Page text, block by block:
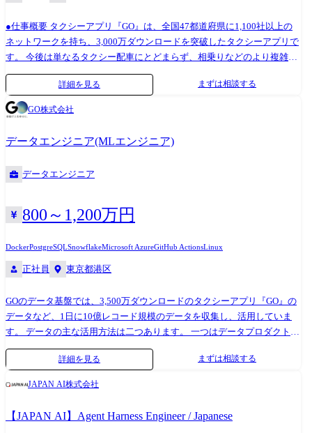
●仕事概要 タクシーアプリ『GO』は、全国47都道府県に1,100社以上の
ネットワークを持ち、3,000万ダウンロードを突破したタクシーアプリで
す。 今後は単なるタクシー配車にとどまらず、相乗りなどのより複雑な
システムを含めたモビリティプラットフォームを作り上げていきます。
GO Inc.は技術を強みとしていますが、技術そのものを目的とした会社で
はありません。 技術は課題解決の手段であるため、プロダクトに向き合
うことが重要です。 言われたものをそのまま作るのではなく、ユーザー
しながら開発を進めていただける方をお待ちしています。 ●仕事内容 タ
クシーアプリ『GO』を支える決済や支払請求・売上を管理する基盤開発
をお任せします。 基盤には決済トランザクション以外にも大規模な集計
レポーティングなどのサービスがあります。 日々成長するサービスを支
える新機能・新サービスの企画・設計・開発がメインの業務となりま
量のトランザクションデータの高速な集計処理 ・社内外ユーザーの業務
務全般 ●開発環境 バックエンド (マイクロサービス) 言語: Go サービス間
通信: gRPC, GraphQL データストア: PostgreSQL, MySQL, Redis, BigQuery
インフラ: AWS (EKS, S3, SNS, SQS), Kubernetes, Docker ワークフローエン
ジン: Apache Airflow モニタリング: Grafana, Sentry AI: Claude Code,
GitHub Copilot, Gemini etc. IDE: GoLand, Visual Studio Code CI / CD:
GitHub Actions VCS: GitHub フロントエンド (管理画面) 言語: TypeScript
OpenAPI (Swagger) その他 (関わる可能性があるもの) インフラ: GCP ●所
属組織 決済基盤チーム・支払請求基盤チーム 各7名前後(派遣社員含む)
詳細を見る まずは相談する
GO株式会社
データエンジニア(MLエンジニア)
データエンジニア
800～1,200万円
DockerPostgreSQLSnowflakeMicrosoft AzureGitHub ActionsLinux
正社員 東京都港区
GOのデータ基盤では、3,500万ダウンロードのタクシーアプリ『GO』の
データなど、1日に10億レコード規模のデータを収集し、活用していま
す。 データの主な活用方法は二つあります。 一つはデータプロダクトの
開発であり、データをもとにAIや高度なアルゴリズムを開発しタクシー
アプリ『GO』に機能として組み込んでいます。 もう一つは意思決定支援
であり、約30名のデータアナリストやデータサイエンティストがデータ
ェクトの効果測定や意思決定をしています。 本ポジションは、このデー
タ基盤を支えるデータエンジニアです。 仕事内容 データ基盤とデータプ
詳細を見る まずは相談する
JAPAN AI株式会社
【JAPAN AI】Agent Harness Engineer / Japanese